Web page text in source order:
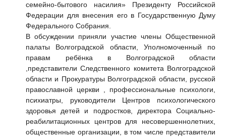
семейно-бытового насилия» Президенту Российской
Федерации для внесения его в Государственную Думу
Федерального Собрания.
В обсуждении приняли участие члены Общественной
палаты Волгоградской области, Уполномоченный по
правам ребёнка в Волгоградской области
,представители Следственного комитета Волгоградской
области и Прокуратуры Волгоградской области, русской
православной церкви , профессиональные психологи,
психиатры, руководители Центров психологического
здоровья детей и подростков, директора Социально-
реабилитационных центров для несовершеннолетних,
общественные организации, в том числе представители